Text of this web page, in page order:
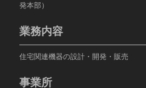
発本部）
業務内容
住宅関連機器の設計・開発・販売
事業所